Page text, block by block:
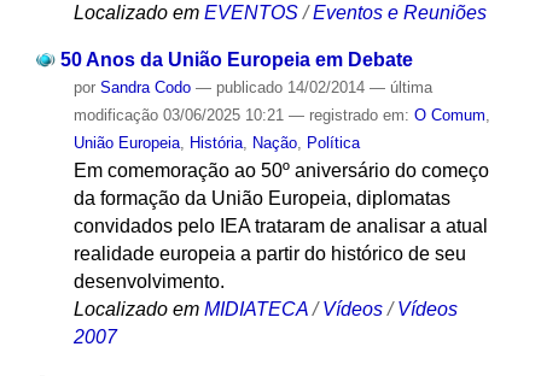
Localizado em EVENTOS /Eventos e Reuniões
50 Anos da União Europeia em Debate
por Sandra Codo — publicado14/02/2014 — última
modificação03/06/2025 10:21 — registrado em: O Comum
União Europeia, História, Nação, Política
Em comemoração ao 50º aniversário do começo
da formação da União Europeia, diplomatas
convidados pelo IEA trataram de analisar a atual
realidade europeia a partir do histórico de seu
desenvolvimento.
Localizado em MIDIATECA /Vídeos /Vídeos
2007